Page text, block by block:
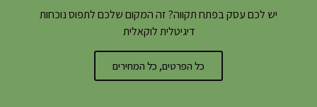
יש לכם עסק בפתח תקווה? זה המקום שלכם לתפוס נוכחות
דיגיטלית לוקאלית
כל הפרטים, כל המחירים